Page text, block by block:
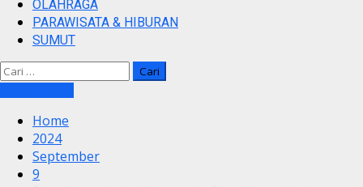
OLAHRAGA
PARAWISATA & HIBURAN
SUMUT
Cari
untuk:
Home
2024
September
9